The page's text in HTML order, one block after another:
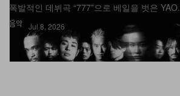
음악
폭발적인 데뷔곡 “777”으로 베일을 벗은 YAO.
Jul 8, 2026